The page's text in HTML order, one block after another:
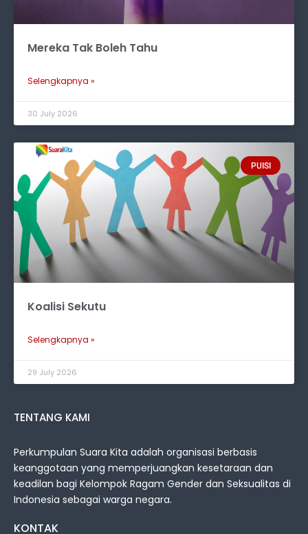
Mereka Tak Boleh Tahu
Selengkapnya »
30 July 2026
PUISI
Koalisi Sekutu
Selengkapnya »
29 July 2026
TENTANG KAMI
Perkumpulan Suara Kita adalah organisasi berbasis
keanggotaan yang memperjuangkan kesetaraan dan
keadilan bagi Kelompok Ragam Gender dan Seksualitas di
Indonesia sebagai warga negara.
KONTAK